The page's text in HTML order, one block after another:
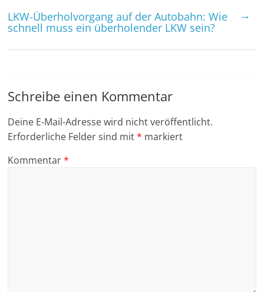
LKW-Überholvorgang auf der Autobahn: Wie
schnell muss ein überholender LKW sein?
→
Schreibe einen Kommentar
Deine E-Mail-Adresse wird nicht veröffentlicht.
Erforderliche Felder sind mit* markiert
Kommentar*